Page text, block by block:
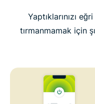
Yaptıklarınızı
tırmanmamak için